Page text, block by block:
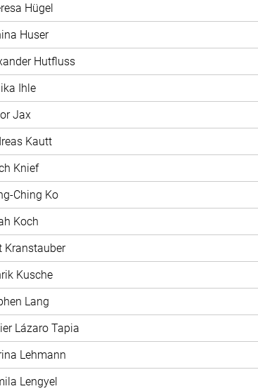
Hügel
Huser
Hutfluss
Ihle
Jax
Kautt
Knief
Ching Ko
Koch
Kranstauber
Kusche
Lang
Lázaro Tapia
Lehmann
Lengyel